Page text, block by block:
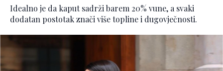
Idealno je da kaput sadrži barem 20% vune, a svaki
dodatan postotak znači više topline i dugovječnosti.